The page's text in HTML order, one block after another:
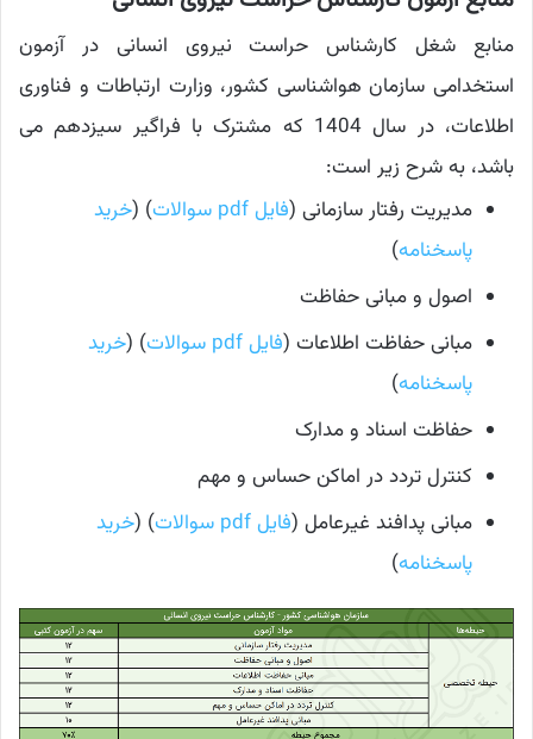
منابع شغل کارشناس حراست نیروی انسانی در آزمون
استخدامی سازمان هواشناسی کشور، وزارت ارتباطات و فناوری
اطلاعات، در سال 1404 که مشترک با فراگیر سیزدهم می
باشد، به شرح زیر است:
مدیریت رفتار سازمانی (فایل pdf سوالات ) (خرید
پاسخنامه)
اصول و مبانی حفاظت
مبانی حفاظت اطلاعات (فایل pdf سوالات ) (خرید
پاسخنامه)
حفاظت اسناد و مدارک
کنترل تردد در اماکن حساس و مهم
مبانی پدافند غیرعامل (فایل pdf سوالات ) (خرید
پاسخنامه)